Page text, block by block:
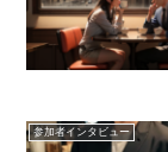
参加者インタビュー